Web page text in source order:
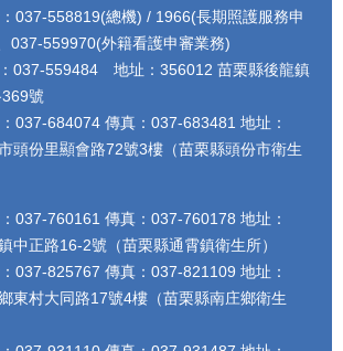
：037-558819(總機) / 1966(長期照護服務申
037-559970(外籍看護申審業務)
地址：356012 苗栗縣後龍鎮
號
：037-684074 傳真：037-683481 地址：
頭份里顯會路72號3樓（苗栗縣頭份市衛生
：037-760161 傳真：037-760178 地址：
中正路16-2號（苗栗縣通霄鎮衛生所）
：037-825767 傳真：037-821109 地址：
東村大同路17號4樓（苗栗縣南庄鄉衛生